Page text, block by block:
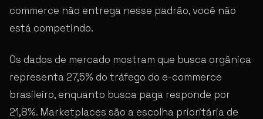
commerce não entrega nesse padrão, você não
está competindo.
Os dados de mercado mostram que busca orgânica
representa 27,5% do tráfego do e-commerce
brasileiro, enquanto busca paga responde por
21,8%. Marketplaces são a escolha prioritária de